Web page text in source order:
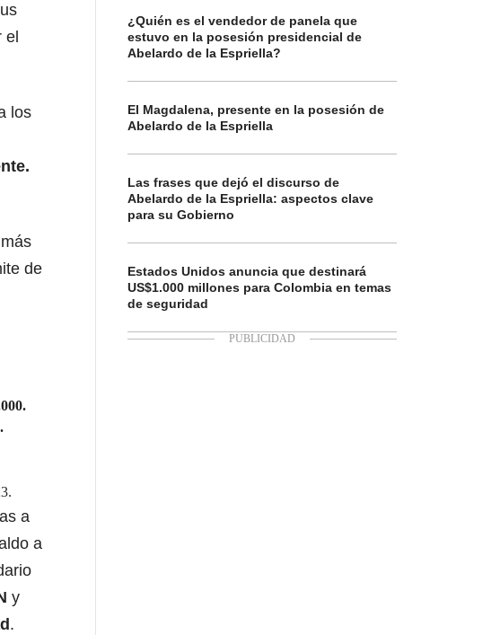
el
los
de
a
a
y
.
¿Quién es el vendedor de panela que
estuvo en la posesión presidencial de
Abelardo de la Espriella?
El Magdalena, presente en la posesión de
Abelardo de la Espriella
Las frases que dejó el discurso de
Abelardo de la Espriella: aspectos clave
para su Gobierno
Estados Unidos anuncia que destinará
US$1.000 millones para Colombia en temas
de seguridad